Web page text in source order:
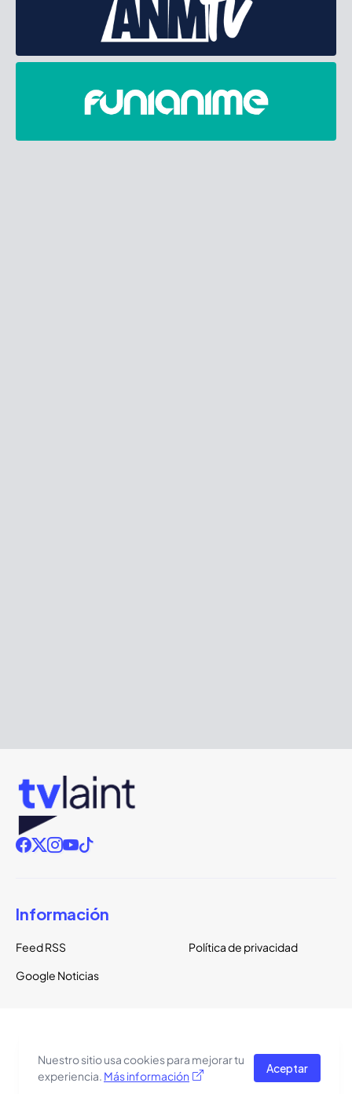
Información
Feed RSS
Política de privacidad
Google Noticias
Todos los derechos reservados.
El tema del sitio está basado en una plantilla de
Pro Blogger
Nuestro sitio usa cookies para mejorar tu
experiencia. Más información
Aceptar